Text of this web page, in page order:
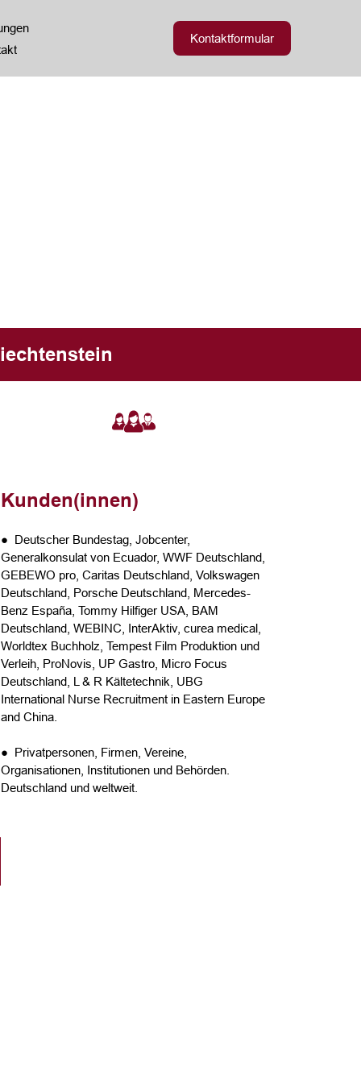
Kontaktformular
Kunden(innen)
● Deutscher Bundestag, Jobcenter,
Generalkonsulat von Ecuador, WWF Deutschland,
GEBEWO pro, Caritas Deutschland, Volkswagen
Deutschland, Porsche Deutschland, Mercedes-
Benz España, Tommy Hilfiger USA, BAM
Deutschland, WEBINC, InterAktiv, curea medical,
Worldtex Buchholz, Tempest Film Produktion und
Verleih, ProNovis, UP Gastro, Micro Focus
Deutschland, L & R Kältetechnik, UBG
International Nurse Recruitment in Eastern Europe
and China.
● Privatpersonen, Firmen, Vereine,
Organisationen, Institutionen und Behörden.
Deutschland und weltweit.